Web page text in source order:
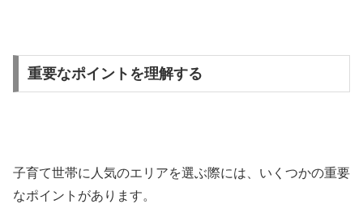
重要なポイントを理解する
子育て世帯に人気のエリアを選ぶ際には、いくつかの重要
なポイントがあります。